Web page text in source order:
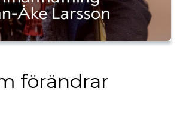
förändrar